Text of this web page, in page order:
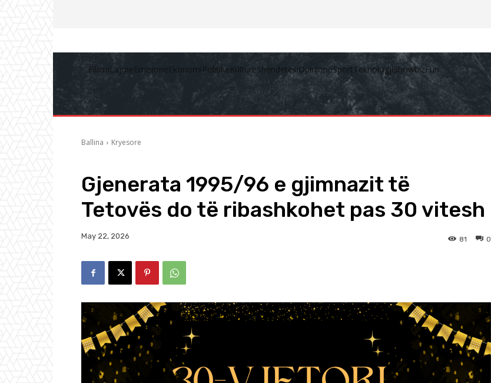
FillimiLajmeEmisioneEkonomiPolitikëKulturëShëndetësiOpinioneSportTeknologjiShowbizFun
Ballina Kryesore
Gjenerata 1995/96 e gjimnazit të
Tetovës do të ribashkohet pas 30 vitesh
May 22, 2026 0
81